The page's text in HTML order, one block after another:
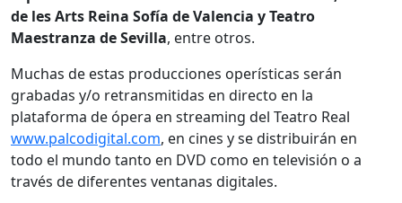
de les Arts Reina Sofía de Valencia y Teatro
Maestranza de Sevilla, entre otros.
Muchas de estas producciones operísticas serán
grabadas y/o retransmitidas en directo en la
plataforma de ópera en streaming del Teatro Real
www.palcodigital.com, en cines y se distribuirán en
todo el mundo tanto en DVD como en televisión o a
través de diferentes ventanas digitales.